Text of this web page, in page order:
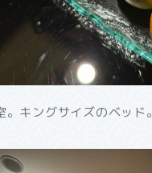
。キングサイズのベッド。